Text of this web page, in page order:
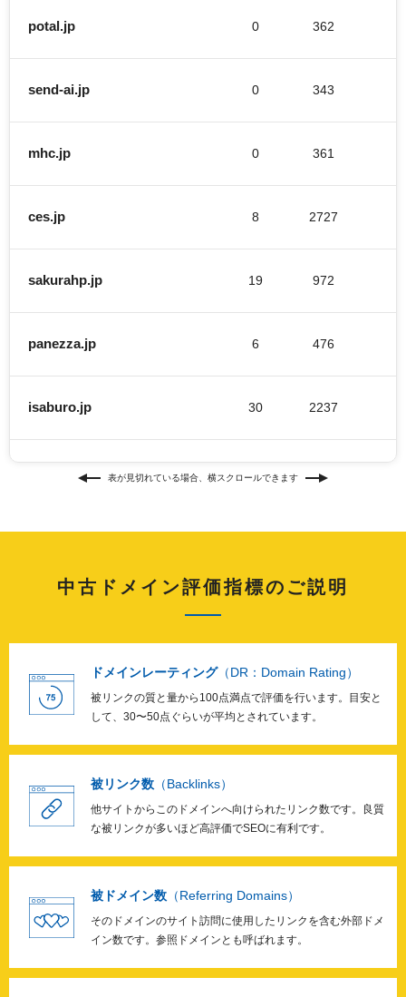
potal.jp 0 362
send-ai.jp 0 343
mhc.jp 0 361
ces.jp 8 2727
sakurahp.jp 19 972
panezza.jp 6 476
isaburo.jp 30 2237
timeslark.jp 366
suisin-kiso.jp 14 508
ebikan.jp 1 513
welmore.jp 2
odawara-uokuni.jp
mixarea.jp 21 1123
stay-cool.jp 0 342
表が見切れている場合、横スクロールできます
中古ドメイン評価指標のご説明
ドメインレーティング（DR：Domain Rating）
被リンクの質と量から100点満点で評価を行います。
目安と
して、30〜50点ぐらいが平均とされています。
被リンク数（Backlinks）
他サイトからこのドメインへ向けられたリンク数です。
良質
な被リンクが多いほど高評価でSEOに有利です。
被ドメイン数（Referring Domains）
そのドメインのサイト訪問に使用したリンクを含む外部ドメ
イン数です。参照ドメインとも呼ばれます。